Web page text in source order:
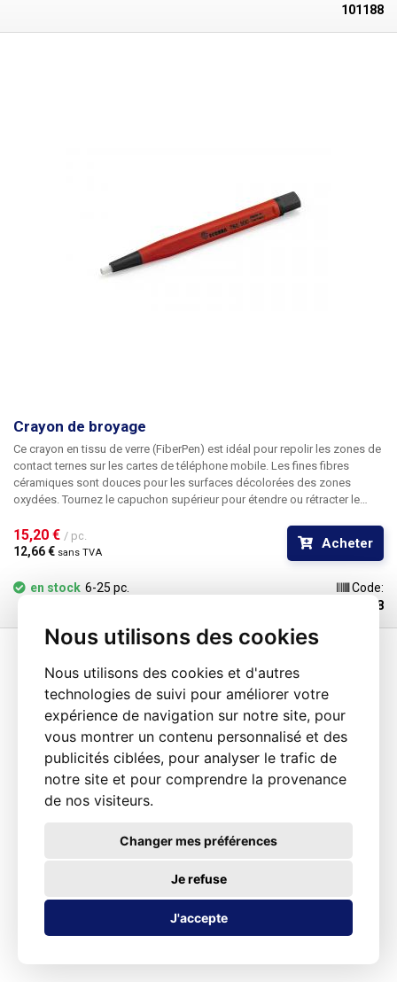
Nous utilisons des cookies
Nous utilisons des cookies et d'autres
technologies de suivi pour améliorer votre
expérience de navigation sur notre site, pour
vous montrer un contenu personnalisé et des
publicités ciblées, pour analyser le trafic de
notre site et pour comprendre la provenance
de nos visiteurs.
J'accepte
Je refuse
Changer mes préférences
101188
Crayon de broyage
Ce crayon en tissu de verre (FiberPen) est idéal pour repolir les zones de
contact ternes sur les cartes de téléphone mobile.
céramiques sont douces pour les surfaces décolorées des zones
oxydées. Tournez le capuchon supérieur pour étendre ou rétracter le
adapté à la réparation des claviers de téléphone oxydés. Le stylo peut
être fourni dans d'autres couleurs (selon le stock disponible)
15,20 € / pc.
12,66 € sans TVA
Acheter
en stock 6-25 pc.
Code:
100148